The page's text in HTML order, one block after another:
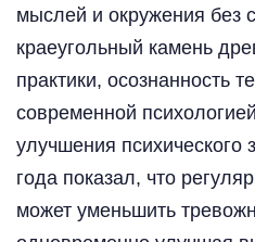
мыслей и окружения без
краеугольный камень
практики, осознанность
современной
улучшения психического
года показал, что
может уменьшить